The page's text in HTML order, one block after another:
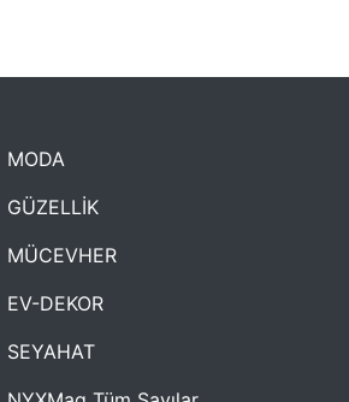
MODA
GÜZELLİK
MÜCEVHER
EV-DEKOR
SEYAHAT